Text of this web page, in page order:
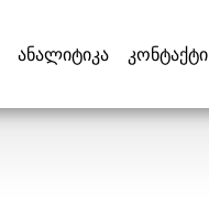
ანალიტიკა კონტაქტი